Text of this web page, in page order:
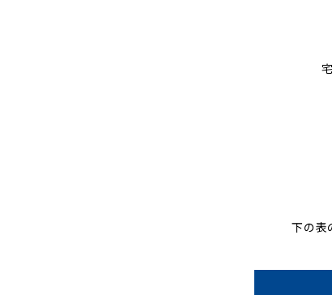
下の表